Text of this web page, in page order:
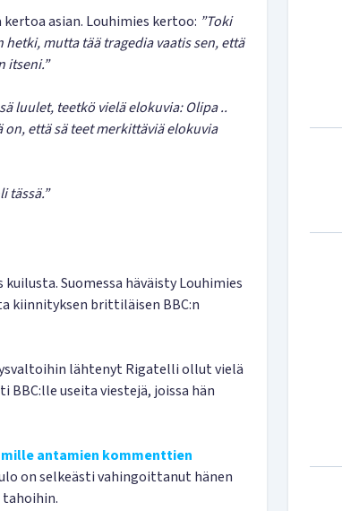
kertoa asian. Louhimies kertoo: ”Toki
mutta tää tragedia vaatis sen, että
itseni.”
luulet, teetkö vielä elokuvia: Olipa ..
että sä teet merkittäviä elokuvia
tässä.”
Suomessa häväisty Louhimies
kiinnityksen brittiläisen BBC:n
lähtenyt Rigatelli ollut vielä
useita viestejä, joissa hän
antamien kommenttien
on selkeästi vahingoittanut hänen
tahoihin.